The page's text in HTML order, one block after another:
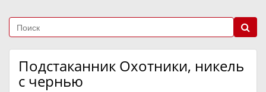
Подстаканник Охотники, никель
с чернью